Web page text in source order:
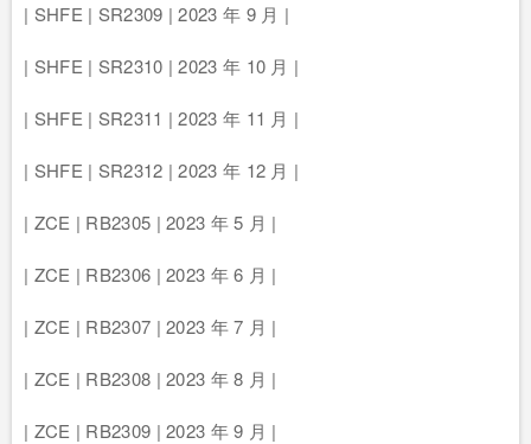
| SHFE | SR2309 | 2023 年 9 月 |
| SHFE | SR2310 | 2023 年 10 月 |
| SHFE | SR2311 | 2023 年 11 月 |
| SHFE | SR2312 | 2023 年 12 月 |
| ZCE | RB2305 | 2023 年 5 月 |
| ZCE | RB2306 | 2023 年 6 月 |
| ZCE | RB2307 | 2023 年 7 月 |
| ZCE | RB2308 | 2023 年 8 月 |
| ZCE | RB2309 | 2023 年 9 月 |